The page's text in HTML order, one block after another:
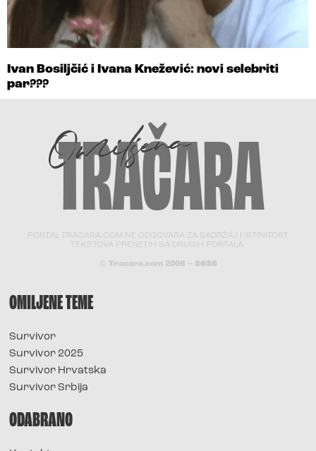
Ivan Bosiljčić i Ivana Knežević: novi selebriti
par???
PORTAL TRACARA.COM NE ODGOVARA ZA SADRŽAJ I ISTINITOST
TEKSTOVA PRENETIH SA DRUGIH PORTALA.
© Tracara.com 2008 – 2026
OMILJENE TEME
Survivor
Survivor 2025
Survivor Hrvatska
Survivor Srbija
ODABRANO